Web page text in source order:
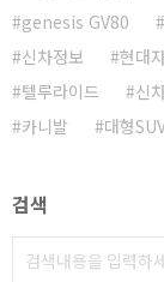
genesis GV80
신차정보
현대
텔루라이드
신
카니발
대형
검색